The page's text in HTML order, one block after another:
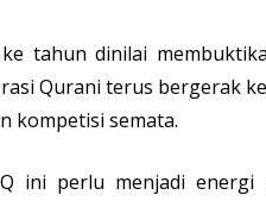
tahun dinilai
Qurani terus bergerak
kompetisi semata.
ini perlu menjadi